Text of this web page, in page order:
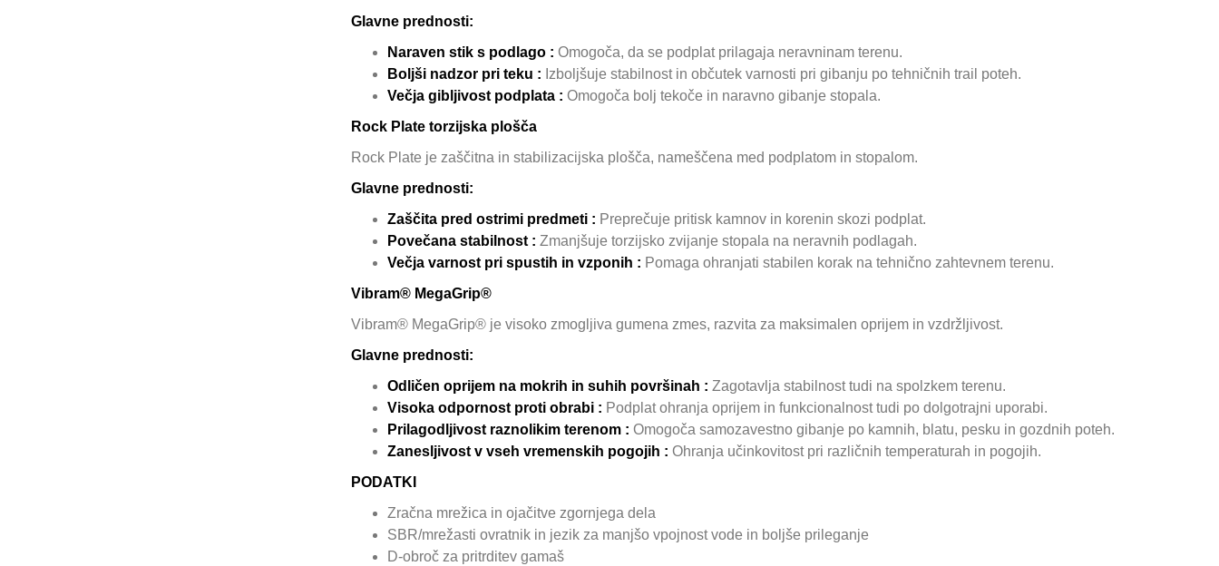
Glavne prednosti:
Naraven stik s podlago : Omogoča, da se podplat prilagaja neravninam terenu.
Boljši nadzor pri teku : Izboljšuje stabilnost in občutek varnosti pri gibanju po tehničnih trail poteh.
Večja gibljivost podplata : Omogoča bolj tekoče in naravno gibanje stopala.
Rock Plate torzijska plošča
Rock Plate je zaščitna in stabilizacijska plošča, nameščena med podplatom in stopalom.
Glavne prednosti:
Zaščita pred ostrimi predmeti : Preprečuje pritisk kamnov in korenin skozi podplat.
Povečana stabilnost : Zmanjšuje torzijsko zvijanje stopala na neravnih podlagah.
Večja varnost pri spustih in vzponih : Pomaga ohranjati stabilen korak na tehnično zahtevnem terenu.
Vibram® MegaGrip®
Vibram® MegaGrip® je visoko zmogljiva gumena zmes, razvita za maksimalen oprijem in vzdržljivost.
Glavne prednosti:
Odličen oprijem na mokrih in suhih površinah : Zagotavlja stabilnost tudi na spolzkem terenu.
Visoka odpornost proti obrabi : Podplat ohranja oprijem in funkcionalnost tudi po dolgotrajni uporabi.
Prilagodljivost raznolikim terenom : Omogoča samozavestno gibanje po kamnih, blatu, pesku in gozdnih poteh.
Zanesljivost v vseh vremenskih pogojih : Ohranja učinkovitost pri različnih temperaturah in pogojih.
PODATKI
Zračna mrežica in ojačitve zgornjega dela
SBR/mrežasti ovratnik in jezik za manjšo vpojnost vode in boljše prileganje
D-obroč za pritrditev gamaš